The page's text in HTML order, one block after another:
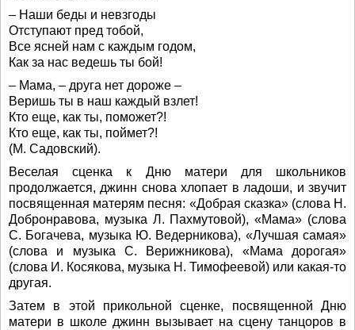
– Наши беды и невзгоды
Отступают пред тобой,
Все ясней нам с каждым годом,
Как за нас ведешь ты бой!
– Мама, – друга нет дороже –
Веришь ты в наш каждый взлет!
Кто еще, как ты, поможет?!
Кто еще, как ты, поймет?!
(М. Садовский).
Веселая сценка к Дню матери для школьников
продолжается, джинн снова хлопает в ладоши, и звучит
посвященная матерям песня: «Добрая сказка» (слова Н.
Добронравова, музыка Л. Пахмутовой), «Мама» (слова
С. Богачева, музыка Ю. Ведерникова), «Лучшая самая»
(слова и музыка С. Верижникова), «Мама дорогая»
(слова И. Косякова, музыка Н. Тимофеевой) или какая-то
другая.
Затем в этой прикольной сценке, посвященной Дню
матери в школе джинн вызывает на сцену танцоров в